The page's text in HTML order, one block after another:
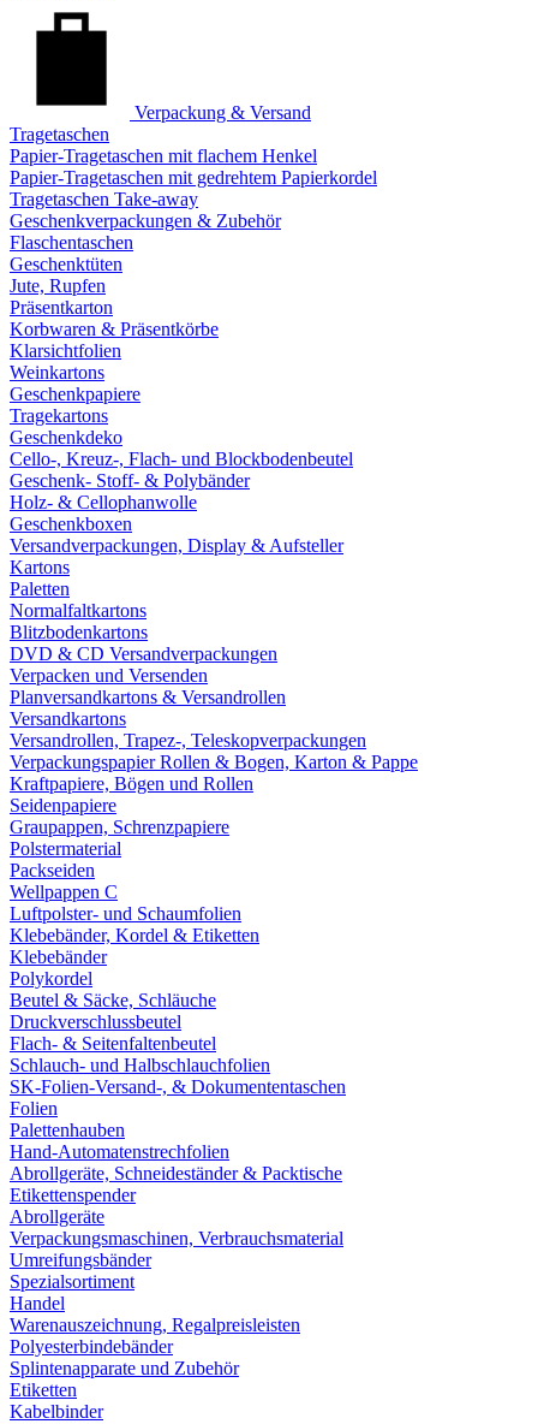
Verpackung & Versand
Tragetaschen
Papier-Tragetaschen mit flachem Henkel
Papier-Tragetaschen mit gedrehtem Papierkordel
Tragetaschen Take-away
Geschenkverpackungen & Zubehör
Flaschentaschen
Geschenktüten
Jute, Rupfen
Präsentkarton
Korbwaren & Präsentkörbe
Klarsichtfolien
Weinkartons
Geschenkpapiere
Tragekartons
Geschenkdeko
Cello-, Kreuz-, Flach- und Blockbodenbeutel
Geschenk- Stoff- & Polybänder
Holz- & Cellophanwolle
Geschenkboxen
Versandverpackungen, Display & Aufsteller
Kartons
Paletten
Normalfaltkartons
Blitzbodenkartons
DVD & CD Versandverpackungen
Verpacken und Versenden
Planversandkartons & Versandrollen
Versandkartons
Versandrollen, Trapez-, Teleskopverpackungen
Verpackungspapier Rollen & Bogen, Karton & Pappe
Kraftpapiere, Bögen und Rollen
Seidenpapiere
Graupappen, Schrenzpapiere
Polstermaterial
Packseiden
Wellpappen C
Luftpolster- und Schaumfolien
Klebebänder, Kordel & Etiketten
Klebebänder
Polykordel
Beutel & Säcke, Schläuche
Druckverschlussbeutel
Flach- & Seitenfaltenbeutel
Schlauch- und Halbschlauchfolien
SK-Folien-Versand-, & Dokumententaschen
Folien
Palettenhauben
Hand-Automatenstrechfolien
Abrollgeräte, Schneideständer & Packtische
Etikettenspender
Abrollgeräte
Verpackungsmaschinen, Verbrauchsmaterial
Umreifungsbänder
Spezialsortiment
Handel
Warenauszeichnung, Regalpreisleisten
Polyesterbindebänder
Splintenapparate und Zubehör
Etiketten
Kabelbinder